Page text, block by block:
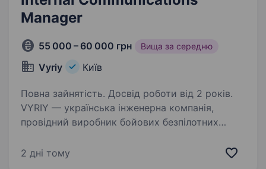
Manager
55 000 – 60 000 грн Вища за середню
Vyriy Київ
Повна зайнятість. Досвід роботи від 2 років.
VYRIY — українська інженерна компанія,
провідний виробник бойових безпілотних
роботизації війни та рішення з локалізованих
2 дні тому